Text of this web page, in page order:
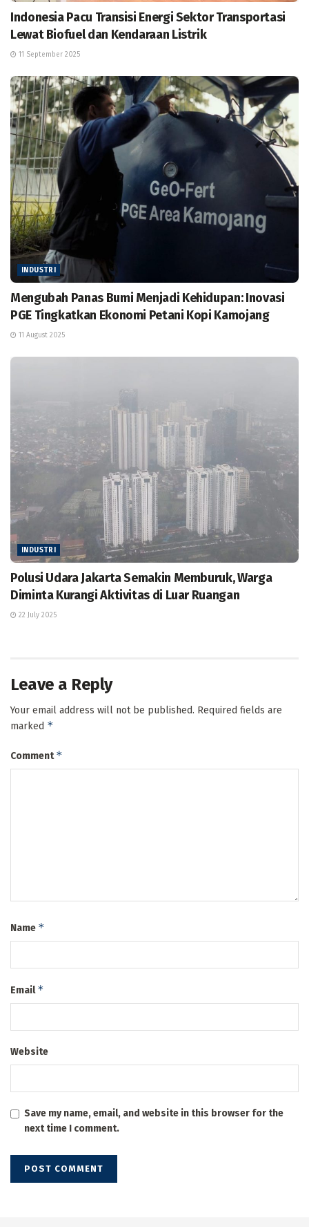
Indonesia Pacu Transisi Energi Sektor Transportasi
Lewat Biofuel dan Kendaraan Listrik
11 September 2025
INDUSTRI
Mengubah Panas Bumi Menjadi Kehidupan: Inovasi
PGE Tingkatkan Ekonomi Petani Kopi Kamojang
11 August 2025
INDUSTRI
Polusi Udara Jakarta Semakin Memburuk, Warga
Diminta Kurangi Aktivitas di Luar Ruangan
22 July 2025
Leave a Reply
Your email address will not be published. Required fields are
marked *
Comment*
Name *
Email*
Website
Save my name, email, and website in this browser for the
next time I comment.